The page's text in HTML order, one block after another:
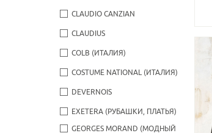
CLAUDIO CANZIAN
CLAUDIUS
COLB (ИТАЛИЯ)
COSTUME NATIONAL (ИТАЛИЯ)
DEVERNOIS
EXETERA (РУБАШКИ, ПЛАТЬЯ)
GEORGES MORAND (МОДНЫЙ